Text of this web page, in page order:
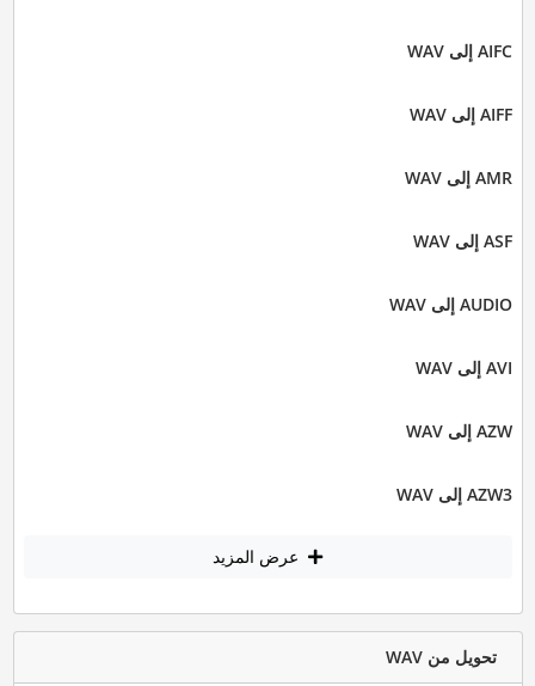
AIFC إلى WAV
AIFF إلى WAV
AMR إلى WAV
ASF إلى WAV
AUDIO إلى WAV
AVI إلى WAV
AZW إلى WAV
AZW3 إلى WAV
عرض المزيد
تحويل من WAV